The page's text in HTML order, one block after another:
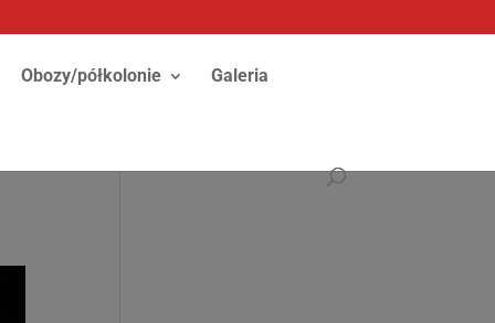
Obozy/półkolonie Galeria